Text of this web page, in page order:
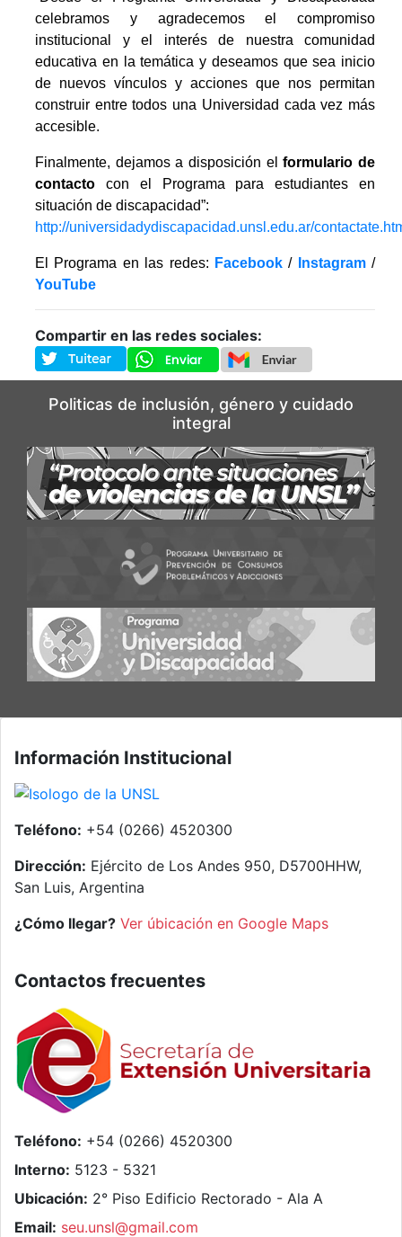
celebramos y agradecemos el compromiso
institucional y el interés de nuestra comunidad
educativa en la temática y deseamos que sea inicio
de nuevos vínculos y acciones que nos permitan
construir entre todos una Universidad cada vez más
accesible.
Finalmente, dejamos a disposición elformulario de
contacto con el Programa para estudiantes en
situación de discapacidad”:
http://universidadydiscapacidad.unsl.edu.ar/
El Programa en las redes: Facebook / Instagram/
YouTube
Compartir en las redes sociales:
Politicas de inclusión, género y cuidado
integral
Información Institucional
Teléfono: +54 (0266) 4520300
Dirección: Ejército de Los Andes 950, D5700HHW,
San Luis, Argentina
¿Cómo llegar? Ver úbicación en Google Maps
Contactos frecuentes
Teléfono: +54 (0266) 4520300
Interno: 5123 - 5321
Ubicación: 2° Piso Edificio Rectorado - Ala A
Email: seu.unsl@gmail.com